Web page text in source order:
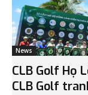
News
CLB Golf Họ
CLB Golf